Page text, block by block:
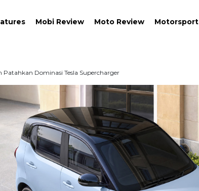
Mobi Review Moto Review Motorsport
Dominasi Tesla Supercharger